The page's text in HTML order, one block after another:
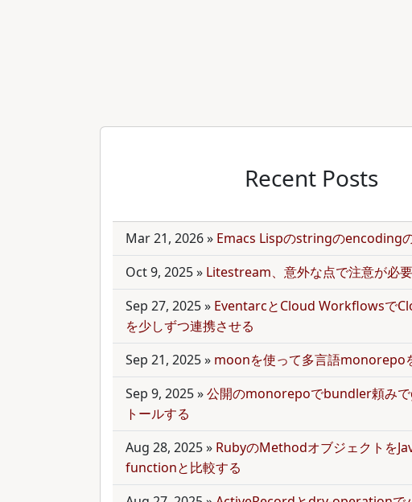
Recent Posts
Mar 21, 2026» Emacs Lispのstringのencoding
Oct 9, 2025» Litestream、意外な点で注意が必要
Sep 27, 2025» EventarcとCloud Workflowsで
を少しずつ連携させる
Sep 21, 2025» moonを使って多言語monorepo
Sep 9, 2025»公開のmonorepoでbundler頼み
トールする
Aug 28, 2025» RubyのMethodオブジェクトを
functionと比較する